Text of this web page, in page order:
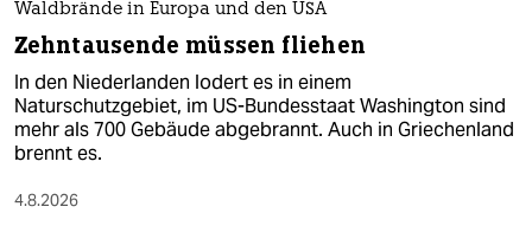
Waldbrände in Europa und den USA
Zehntausende müssen fliehen
In den Niederlanden lodert es in einem
Naturschutzgebiet, im US-Bundesstaat Washington sind
mehr als 700 Gebäude abgebrannt. Auch in Griechenland
brennt es.
4.8.2026